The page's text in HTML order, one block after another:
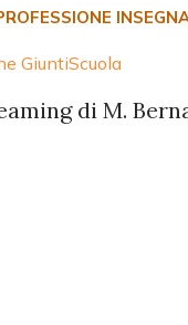
GiuntiScuola
di M.